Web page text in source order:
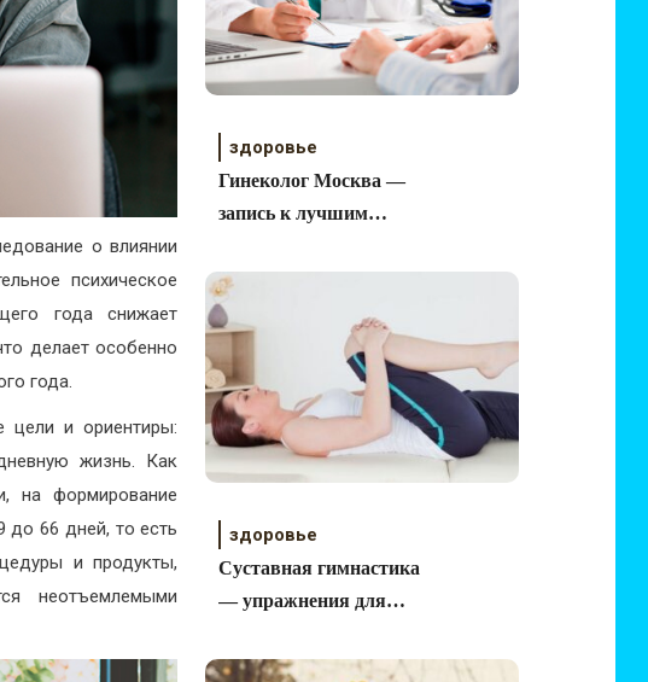
о влиянии
психическое
года снижает
делает особенно
года.
цели и ориентиры:
жизнь. Как
на формирование
до 66 дней, то есть
и продукты,
неотъемлемыми
здоровье
Гинеколог Москва —
запись к лучшим
низким ценам
здоровье
Cуставная гимнастика
— упражнения для